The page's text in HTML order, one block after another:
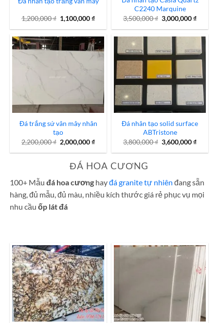
1,200,000₫ Giá
là:
1,200,000 ₫.
1,100,000₫Giá
tại
là:
1,100,000 ₫.
C2240 Marquine
3,500,000₫ Giá
là:
3,500,000 ₫.
3,000,000₫Giá
tại
là:
Đá trắng sứ vân mây nhân
tạo
2,200,000₫ Giá
gốc
là:
2,200,000 ₫.
2,000,000₫Giá
tại
là:
2,000,000 ₫.
Đá nhân tạo solid surface
ABTristone
3,800,000₫ Giá
gốc
là:
3,600,000₫Giá
tại
ĐÁ HOA CƯƠNG
100+ Mẫu đá hoa cương hayđá granite tự nhiên đang sẵn
hàng, đủ mẫu, đủ màu, nhiều kích thước giá rẻ phục vụ mọi
nhu cầu ốp látđá